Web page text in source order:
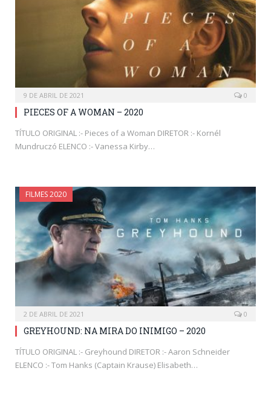
9 DE ABRIL DE 2021 0
PIECES OF A WOMAN – 2020
TÍTULO ORIGINAL :- Pieces of a Woman DIRETOR :- Kornél
Mundruczó ELENCO :- Vanessa Kirby…
FILMES 2020
2 DE ABRIL DE 2021 0
GREYHOUND: NA MIRA DO INIMIGO – 2020
TÍTULO ORIGINAL :- Greyhound DIRETOR :- Aaron Schneider
ELENCO :- Tom Hanks (Captain Krause) Elisabeth…